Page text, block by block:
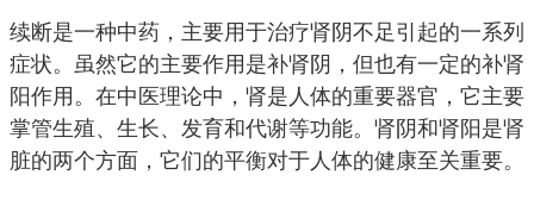
续断是一种中药，主要用于治疗肾阴不足引起的一系列
症状。虽然它的主要作用是补肾阴，但也有一定的补肾
阳作用。在中医理论中，肾是人体的重要器官，它主要
掌管生殖、生长、发育和代谢等功能。肾阴和肾阳是肾
脏的两个方面，它们的平衡对于人体的健康至关重要。